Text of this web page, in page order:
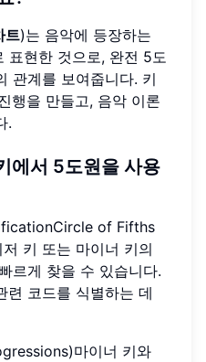
트)는 음악에 등장하는
표현한 것으로, 완전 5도
관계를 보여줍니다. 키
행을 만들고, 음악 이론
.
에서 5도원을 사용
of Fifths
키 또는 마이너 키의
르게 찾을 수 있습니다.
련 코드를 식별하는 데
마이너 키와